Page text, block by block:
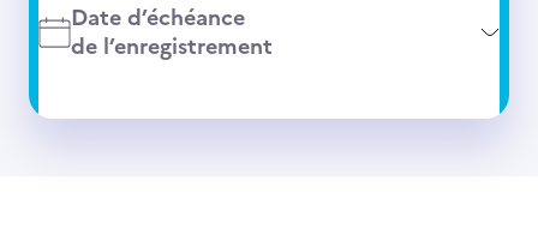
Date d’échéance
de l’enregistrement